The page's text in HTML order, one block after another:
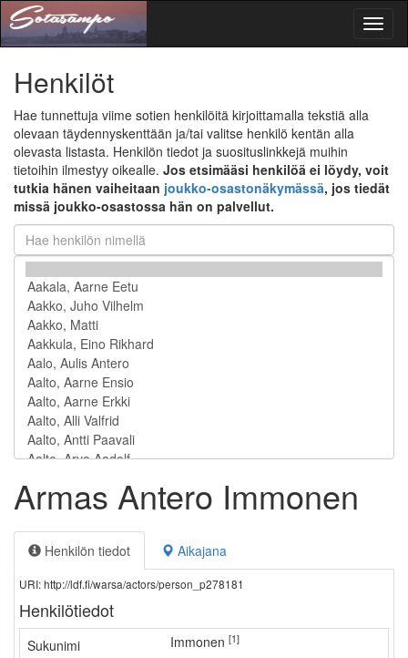
Henkilöt
Hae tunnettuja viime sotien henkilöitä kirjoittamalla tekstiä alla
olevaan täydennyskenttään ja/tai valitse henkilö kentän alla
olevasta listasta. Henkilön tiedot ja suosituslinkkejä muihin
tietoihin ilmestyy oikealle. Jos etsimääsi henkilöä ei löydy, voit
tutkia hänen vaiheitaan joukko-osastonäkymässä, jos tiedät
missä joukko-osastossa hän on palvellut.
Armas Antero Immonen
Henkilön tiedot Aikajana
URI: http://ldf.fi/warsa/actors/person_p278181
Henkilötiedot
Sukunimi Immonen [1]